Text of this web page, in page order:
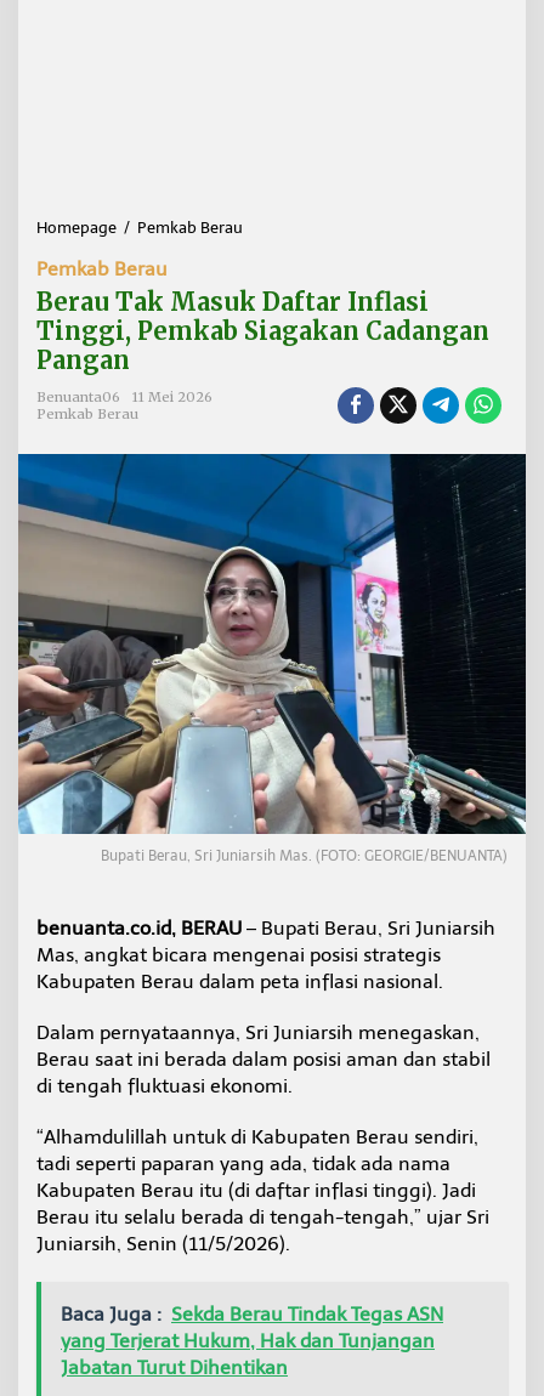
Homepage / Pemkab Berau
a
u
T
D
a
f
t
a
r
I
n
f
l
a
s
T
n
g
P
m
a
b
S
g
a
k
C
a
n
g
Pemkab Berau
Berau Tak Masuk Daftar Inflasi
Tinggi, Pemkab Siagakan Cadangan
Pangan
Benuanta06
11 Mei 2026
Pemkab Berau
Bupati Berau, Sri Juniarsih Mas. (FOTO: GEORGIE/BENUANTA)
benuanta.co.id, BERAU – Bupati Berau, Sri Juniarsih
Mas, angkat bicara mengenai posisi strategis
Kabupaten Berau dalam peta inflasi nasional.
Dalam pernyataannya, Sri Juniarsih menegaskan,
Berau saat ini berada dalam posisi aman dan stabil
di tengah fluktuasi ekonomi.
“Alhamdulillah untuk di Kabupaten Berau sendiri,
tadi seperti paparan yang ada, tidak ada nama
Kabupaten Berau itu (di daftar inflasi tinggi). Jadi
Berau itu selalu berada di tengah-tengah,” ujar Sri
Juniarsih, Senin (11/5/2026).
Baca Juga : Sekda Berau Tindak Tegas ASN
yang Terjerat Hukum, Hak dan Tunjangan
Jabatan Turut Dihentikan